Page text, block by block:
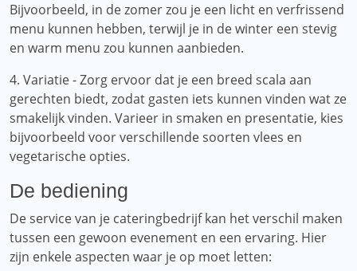
Bijvoorbeeld, in de zomer zou je een licht en verfrissend
menu kunnen hebben, terwijl je in de winter een stevig
en warm menu zou kunnen aanbieden.
4. Variatie - Zorg ervoor dat je een breed scala aan
gerechten biedt, zodat gasten iets kunnen vinden wat ze
smakelijk vinden. Varieer in smaken en presentatie, kies
bijvoorbeeld voor verschillende soorten vlees en
vegetarische opties.
De bediening
De service van je cateringbedrijf kan het verschil maken
tussen een gewoon evenement en een ervaring. Hier
zijn enkele aspecten waar je op moet letten: